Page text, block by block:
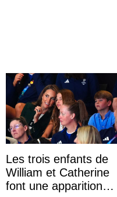
Les trois enfants de
William et Catherine
font une apparition